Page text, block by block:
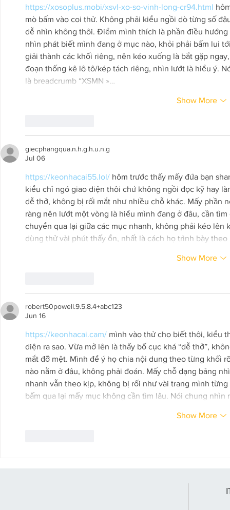
https://xosoplus.mobi/xsvl-xo-so-vinh-long-cr94.html
mò bấm vào coi thử. Không phải kiểu ngồi dò từng số
dễ nhìn không thôi. Điểm mình thích là phần điều hướng
nhìn phát biết mình đang ở mục nào, khỏi phải bấm lui
giải thành các khối riêng, nên kéo xuống là bắt gặp
đoạn thống kê lô tô/kép tách riêng, nhìn lướt là hiểu ý.
là breadcrumb “XSMN »…
Show More
giecphangqua.n.h.g.h.u.n.g
Jul 06
https://keonhacai55.lol/ hôm trước thấy mấy đứa bạn
kiểu chỉ ngó giao diện thôi chứ không ngồi đọc kỹ hay
dễ thở, không bị rối mắt như nhiều chỗ khác. Mấy phần
ràng nên lướt một vòng là hiểu mình đang ở đâu, cần
chuyển qua lại giữa các mục nhanh, không phải kéo
dùng thử vài phút thấy ổn, nhất là cách họ trình bày
Show More
robert50powell.9.5.8.4+abc123
Jun 16
https://keonhacai.cam/ mình vào thử cho biết thôi, kiểu
diện ra sao. Vừa mở lên là thấy bố cục khá “dễ thở”,
mắt đỡ mệt. Mình để ý họ chia nội dung theo từng khối
nào nằm ở đâu, không phải đoán. Mấy chỗ dạng bảng
nhanh vẫn theo kịp, không bị rối như vài trang mình
bấm qua lại mấy mục không cần tìm lâu. Nói chung
Show More